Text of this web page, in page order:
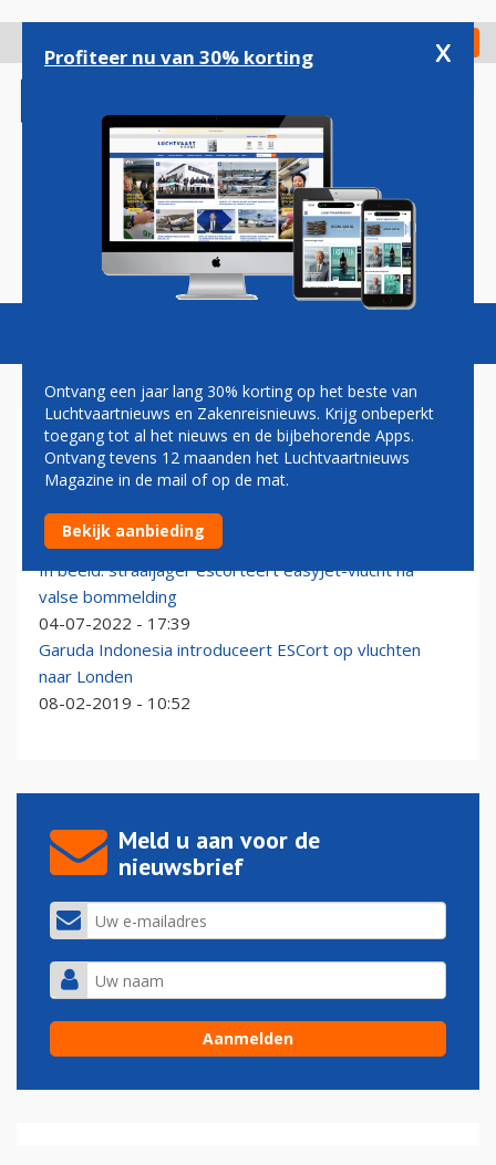
gaan
Check in
Magazine Podcasts Vacatures
ESCORT
Polen escorteert Russisch vliegtuig boven Oostzee
29-10-2025 - 08:48
In beeld: straaljager escorteert easyJet-vlucht na
valse bommelding
04-07-2022 - 17:39
Garuda Indonesia introduceert ESCort op vluchten
naar Londen
08-02-2019 - 10:52
Meld u aan voor de
nieuwsbrief
Profiteer nu van 30% korting x
Ontvang een jaar lang 30% korting op het beste van
Luchtvaartnieuws en Zakenreisnieuws. Krijg onbeperkt
toegang tot al het nieuws en de bijbehorende Apps.
Ontvang tevens 12 maanden het Luchtvaartnieuws
Magazine in de mail of op de mat.
Bekijk aanbieding